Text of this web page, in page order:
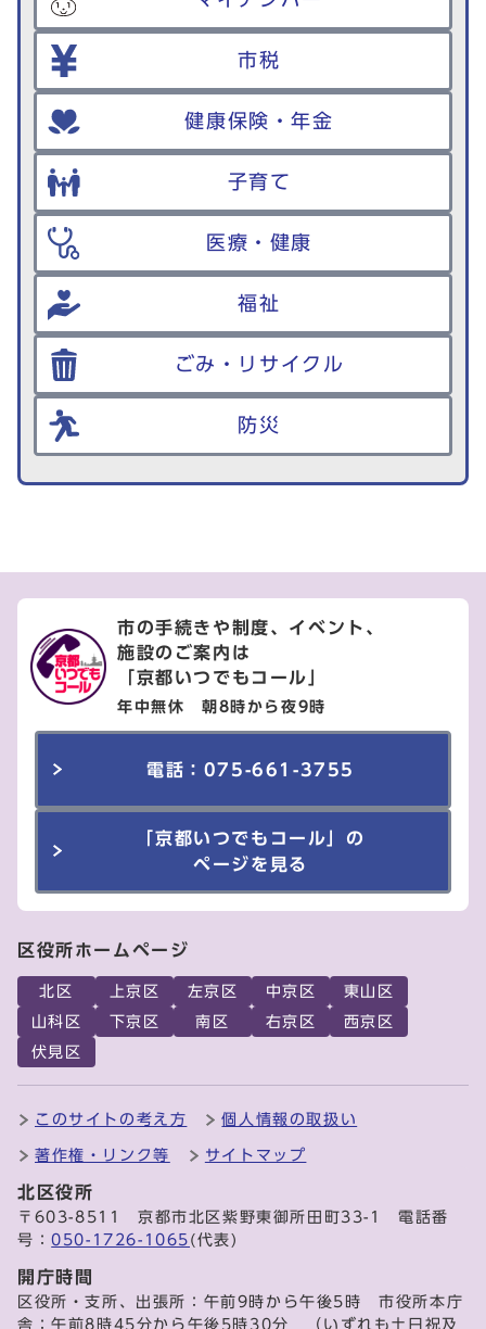
市税
健康保険・年金
子育て
医療・健康
福祉
ごみ・リサイクル
防災
市の手続きや制度、イベント、
施設のご案内は
「京都いつでもコール」
年中無休 朝8時から夜9時
電話：075-661-3755
「京都いつでもコール」の
ページを見る
区役所ホームページ
北区 上京区 左京区 中京区
東山区
山科区
下京区 南区 右京区
西京区
伏見区
このサイトの考え方 個人情報の取扱い
著作権・リンク等 サイトマップ
北区役所
〒603-8511 京都市北区紫野東御所田町33-1 電話番
号：050-1726-1065 (代表)
開庁時間
区役所・支所、出張所：午前9時から午後5時 市役所本庁
舎：午前8時45分から午後5時30分 （いずれも土日祝及